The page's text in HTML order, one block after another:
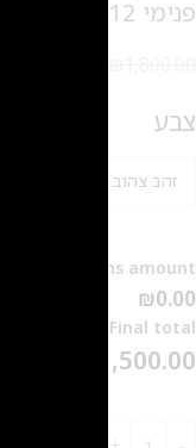
פנימי 12 ממ
צבע
Options amount
₪0.00
Final total
1,500.00